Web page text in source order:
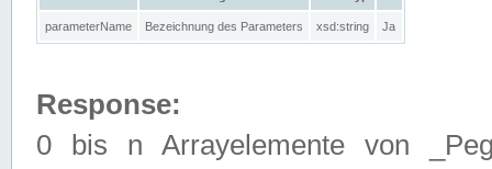
parameterName Bezeichnung des Parameters xsd:string Ja
Response:
0 bis n Arrayelemente von